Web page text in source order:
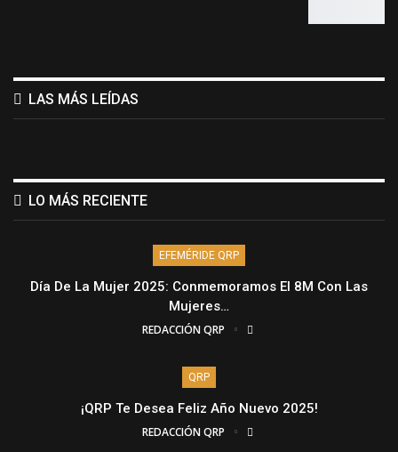
LAS MÁS LEÍDAS
LO MÁS RECIENTE
EFEMÉRIDE QRP
Día De La Mujer 2025: Conmemoramos El 8M Con Las
Mujeres…
REDACCIÓN QRP
QRP
¡QRP Te Desea Feliz Año Nuevo 2025!
REDACCIÓN QRP